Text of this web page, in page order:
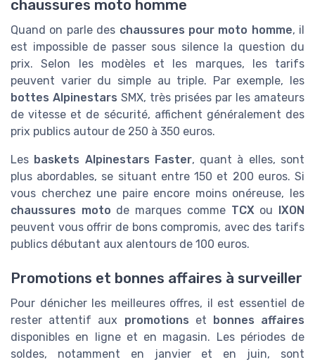
chaussures moto homme
Quand on parle des chaussures pour moto homme, il
est impossible de passer sous silence la question du
prix. Selon les modèles et les marques, les tarifs
peuvent varier du simple au triple. Par exemple, les
bottes Alpinestars SMX, très prisées par les amateurs
de vitesse et de sécurité, affichent généralement des
prix publics autour de 250 à 350 euros.
Les baskets Alpinestars Faster, quant à elles, sont
plus abordables, se situant entre 150 et 200 euros. Si
vous cherchez une paire encore moins onéreuse, les
chaussures moto de marques comme TCXou IXON
peuvent vous offrir de bons compromis, avec des tarifs
publics débutant aux alentours de 100 euros.
Promotions et bonnes affaires à surveiller
Pour dénicher les meilleures offres, il est essentiel de
rester attentif aux promotions et
bonnes affaires
disponibles en ligne et en magasin. Les périodes de
soldes, notamment en janvier et en juin, sont